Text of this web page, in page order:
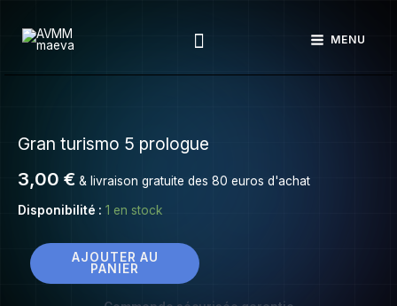
Rechercher MENU
Gran turismo 5 prologue
3,00 € & livraison gratuite des 80 euros d'achat
Disponibilité : 1 en stock
Gran
5
prologue
AJOUTER AU
PANIER
5